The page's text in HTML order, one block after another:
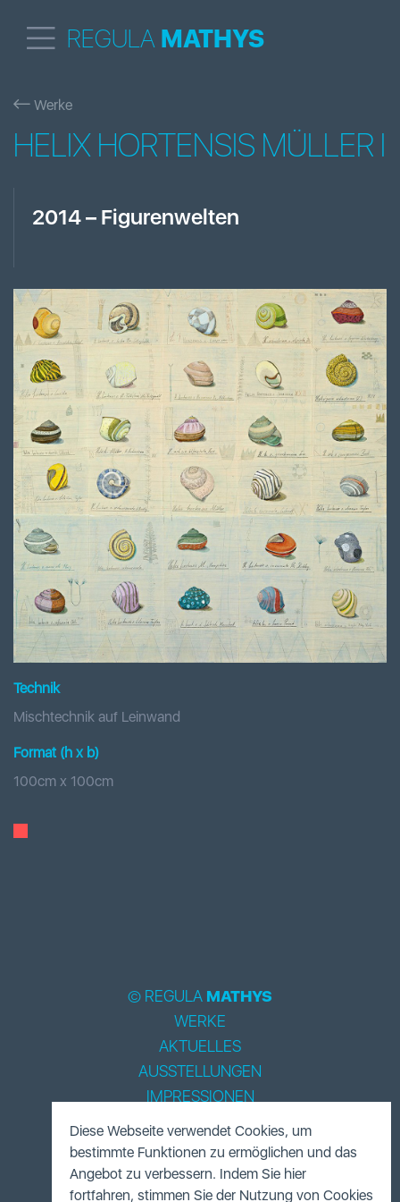
REGULA MATHYS
Werke
HELIX HORTENSIS MÜLLER I
2014– Figurenwelten
Technik
Mischtechnik auf Leinwand
Format (h x b)
100cm x 100cm
© REGULA MATHYS
WERKE
AKTUELLES
AUSSTELLUNGEN
IMPRESSIONEN
BIOGRAPHIE
LITERATUR
ACCESSOIRES
FUNDUS
Diese Webseite verwendet Cookies, um
bestimmte Funktionen zu ermöglichen und das
Angebot zu verbessern. Indem Sie hier
fortfahren, stimmen Sie der Nutzung von Cookies